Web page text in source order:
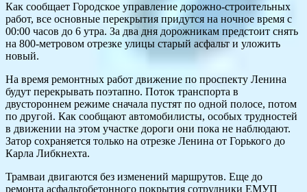
Как сообщает Городское управление дорожно-строительных
работ, все основные перекрытия придутся на ночное время с
00:00 часов до 6 утра. За два дня дорожникам предстоит снять
на 800-метровом отрезке улицы старый асфальт и уложить
новый.
На время ремонтных работ движение по проспекту Ленина
будут перекрывать поэтапно. Поток транспорта в
двустороннем режиме сначала пустят по одной полосе, потом
по другой. Как сообщают автомобилисты, особых трудностей
в движении на этом участке дороги они пока не наблюдают.
Затор сохраняется только на отрезке Ленина от Горького до
Карла Либкнехта.
Трамваи двигаются без изменений маршрутов. Еще до
ремонта асфальтобетонного покрытия сотрудники ЕМУП